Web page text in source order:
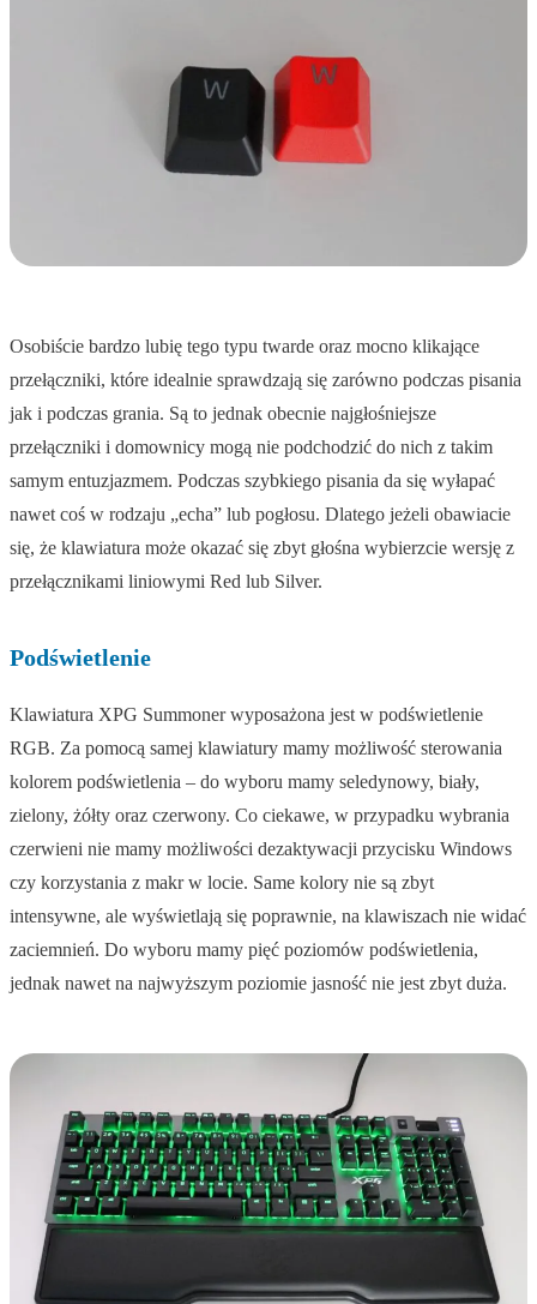
Osobiście bardzo lubię tego typu twarde oraz mocno klikające
przełączniki, które idealnie sprawdzają się zarówno podczas pisania
jak i podczas grania. Są to jednak obecnie najgłośniejsze
przełączniki i domownicy mogą nie podchodzić do nich z takim
samym entuzjazmem. Podczas szybkiego pisania da się wyłapać
nawet coś w rodzaju „echa” lub pogłosu. Dlatego jeżeli obawiacie
się, że klawiatura może okazać się zbyt głośna wybierzcie wersję z
przełącznikami liniowymi Red lub Silver.
Podświetlenie
Klawiatura XPG Summoner wyposażona jest w podświetlenie
RGB. Za pomocą samej klawiatury mamy możliwość sterowania
kolorem podświetlenia – do wyboru mamy seledynowy, biały,
zielony, żółty oraz czerwony. Co ciekawe, w przypadku wybrania
czerwieni nie mamy możliwości dezaktywacji przycisku Windows
czy korzystania z makr w locie. Same kolory nie są zbyt
intensywne, ale wyświetlają się poprawnie, na klawiszach nie widać
zaciemnień. Do wyboru mamy pięć poziomów podświetlenia,
jednak nawet na najwyższym poziomie jasność nie jest zbyt duża.